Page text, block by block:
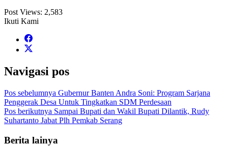
Post Views: 2,583
Ikuti Kami
Navigasi pos
Pos sebelumnya Gubernur Banten Andra Soni: Program Sarjana
Penggerak Desa Untuk Tingkatkan SDM Perdesaan
Pos berikutnya Sampai Bupati dan Wakil Bupati Dilantik, Rudy
Suhartanto Jabat Plh Pemkab Serang
Berita lainya